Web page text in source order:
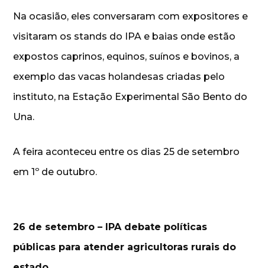
Na ocasião, eles conversaram com expositores e
visitaram os stands do IPA e baias onde estão
expostos caprinos, equinos, suínos e bovinos, a
exemplo das vacas holandesas criadas pelo
instituto, na Estação Experimental São Bento do
Una.
A feira aconteceu entre os dias 25 de setembro
em 1º de outubro.
26 de setembro – IPA debate políticas
públicas para atender agricultoras rurais do